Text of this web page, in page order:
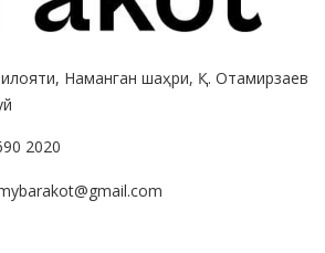
Наманган шаҳри, Қ. Отамирзаев
2020